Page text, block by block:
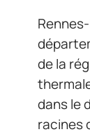
de la
dans le
racines